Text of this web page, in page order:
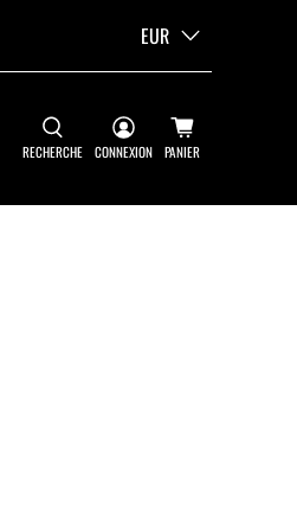
EUR
RECHERCHE CONNEXION PANIER